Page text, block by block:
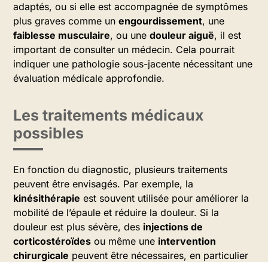
adaptés, ou si elle est accompagnée de symptômes
plus graves comme un engourdissement, une
faiblesse musculaire, ou une douleur aiguë, il est
important de consulter un médecin. Cela pourrait
indiquer une pathologie sous-jacente nécessitant une
évaluation médicale approfondie.
Les traitements médicaux
possibles
En fonction du diagnostic, plusieurs traitements
peuvent être envisagés. Par exemple, la
kinésithérapie est souvent utilisée pour améliorer la
mobilité de l’épaule et réduire la douleur. Si la
douleur est plus sévère, des injections de
corticostéroïdes ou même une intervention
chirurgicale peuvent être nécessaires, en particulier